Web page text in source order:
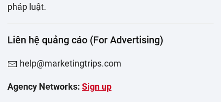
pháp luật.
Liên hệ quảng cáo (For Advertising)
help@marketingtrips.com
Agency Networks: Sign up